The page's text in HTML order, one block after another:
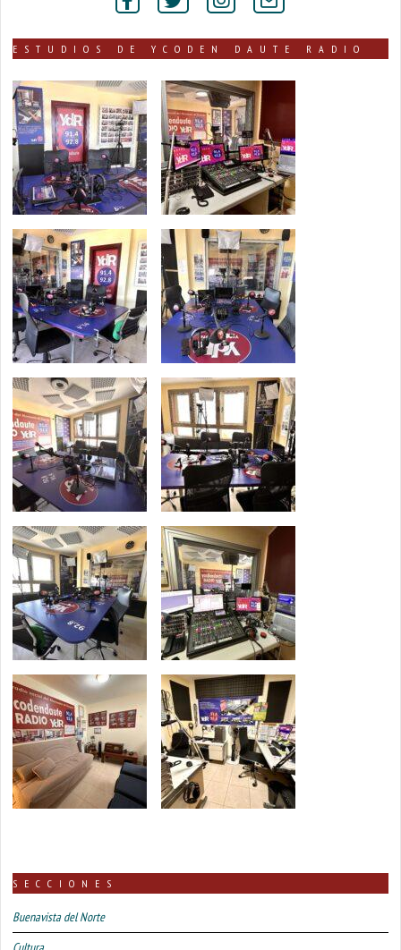
ESTUDIOS DE YCODEN DAUTE RADIO
SECCIONES
Buenavista del Norte